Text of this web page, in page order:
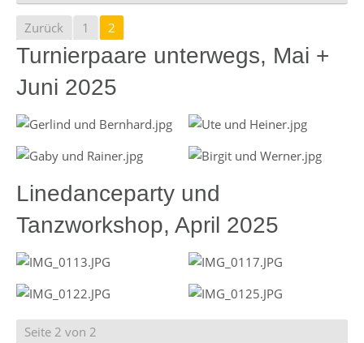
Zurück 1 2
Turnierpaare unterwegs, Mai +
Juni 2025
Linedanceparty und
Tanzworkshop, April 2025
Seite 2 von 2